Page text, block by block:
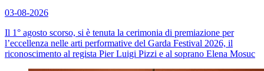
03-08-2026
Il 1° agosto scorso, si è tenuta la cerimonia di premiazione per
l’eccellenza nelle arti performative del Garda Festival 2026, il
riconoscimento al regista Pier Luigi Pizzi e al soprano Elena Mosuc